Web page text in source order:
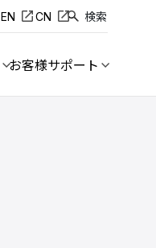
EN CN 検索
お客様サポート